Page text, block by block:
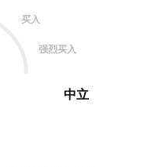
买入
强烈买入
中立